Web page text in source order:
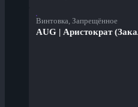
Винтовка, Запрещённое
AUG | Аристократ